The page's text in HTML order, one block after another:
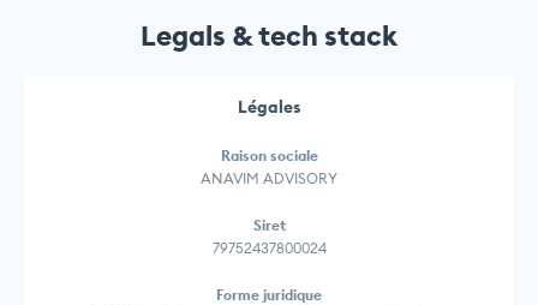
Legals & tech stack
Légales
Raison sociale
ANAVIM ADVISORY
Siret
79752437800024
Forme juridique